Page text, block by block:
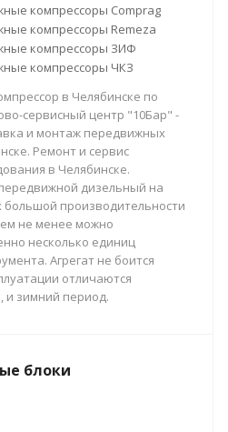
компрессоры Comprag
компрессоры Remeza
компрессоры ЗИФ
компрессоры ЧКЗ
в Челябинске по
сервисный центр "10Бар" -
и монтаж передвижных
Ремонт и сервис
в Челябинске.
дизельный на
производительности
не менее можно
несколько единиц
Агрегат не боится
отличаются
и зимний период.
блоки